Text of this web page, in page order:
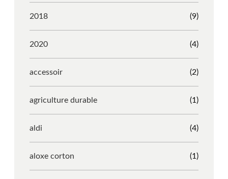
2018 (9)
2020 (4)
accessoir (2)
agriculture durable (1)
aldi (4)
aloxe corton (1)